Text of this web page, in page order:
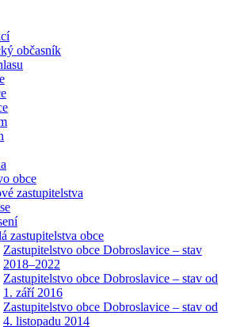
občasník
obce
zastupitelstva
zastupitelstva obce
Zastupitelstvo obce Dobroslavice – stav
2018–2022
Zastupitelstvo obce Dobroslavice – stav od
1. září 2016
Zastupitelstvo obce Dobroslavice – stav od
4. listopadu 2014